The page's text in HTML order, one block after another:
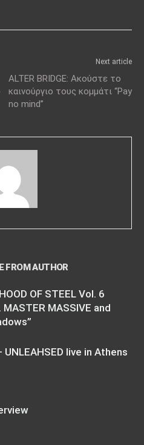
Next article
ALTER BRIDGE: Ακούστε το
καινούργιο τους κομμάτι “Pay
no mind”
FROM AUTHOR
OF STEEL Vol. 6
MASSIVE and
UNLEAHSED live in Athens